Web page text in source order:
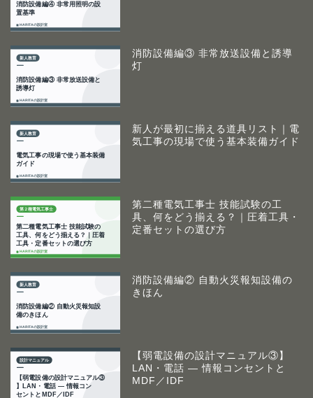
消防設備編③ 非常放送設備と誘導
灯
新人が最初に揃える道具リスト｜電
気工事の現場で使う基本装備ガイド
第二種電気工事士 技能試験の工
具、何をどう揃える？｜圧着工具・
定番セットの選び方
消防設備編② 自動火災報知設備の
きほん
【弱電設備の設計マニュアル③】
LAN・電話 ― 情報コンセントと
MDF／IDF